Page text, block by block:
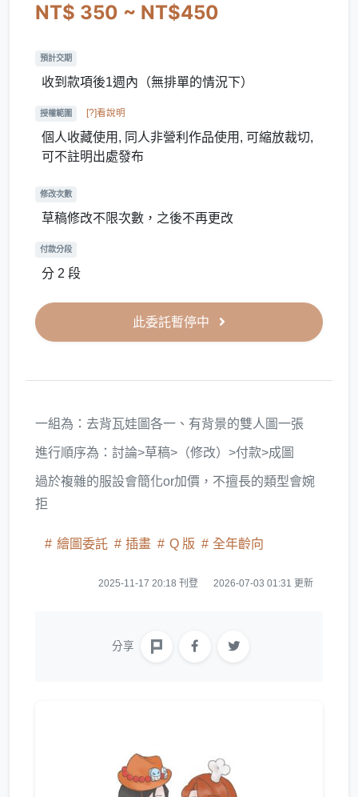
NT$ 350 ~ NT$450
預計交期
收到款項後1週內（無排單的情況下）
授權範圍 [?]看說明
個人收藏使用, 同人非營利作品使用, 可縮放裁切,
可不註明出處發布
修改次數
草稿修改不限次數，之後不再更改
付款分段
分 2 段
此委託暫停中
一組為：去背瓦娃圖各一、有背景的雙人圖一張
進行順序為：討論>草稿>（修改）>付款>成圖
過於複雜的服設會簡化or加價，不擅長的類型會婉
拒
繪圖委託 插畫 Q 版 全年齡向
2025-11-17 20:18 刊登 2026-07-03 01:31 更新
分享